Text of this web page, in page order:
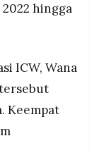
hingga
ICW, Wana
Keempat